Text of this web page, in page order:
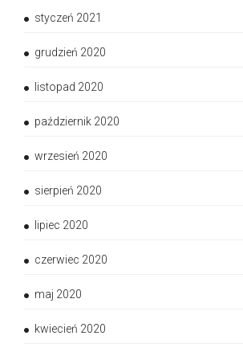
styczeń 2021
grudzień 2020
listopad 2020
październik 2020
wrzesień 2020
sierpień 2020
lipiec 2020
czerwiec 2020
maj 2020
kwiecień 2020